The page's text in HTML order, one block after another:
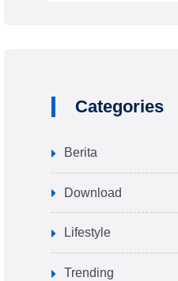
Categories
Berita
Download
Lifestyle
Trending